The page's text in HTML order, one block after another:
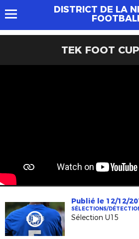
DISTRICT DE LA
TEK FOOT
Publié le 12/12/
SÉLECTIONS/
Sélection U15